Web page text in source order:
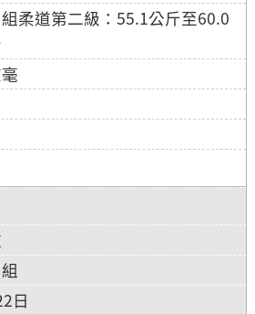
柔道第二級：55.1公斤至60.0
日